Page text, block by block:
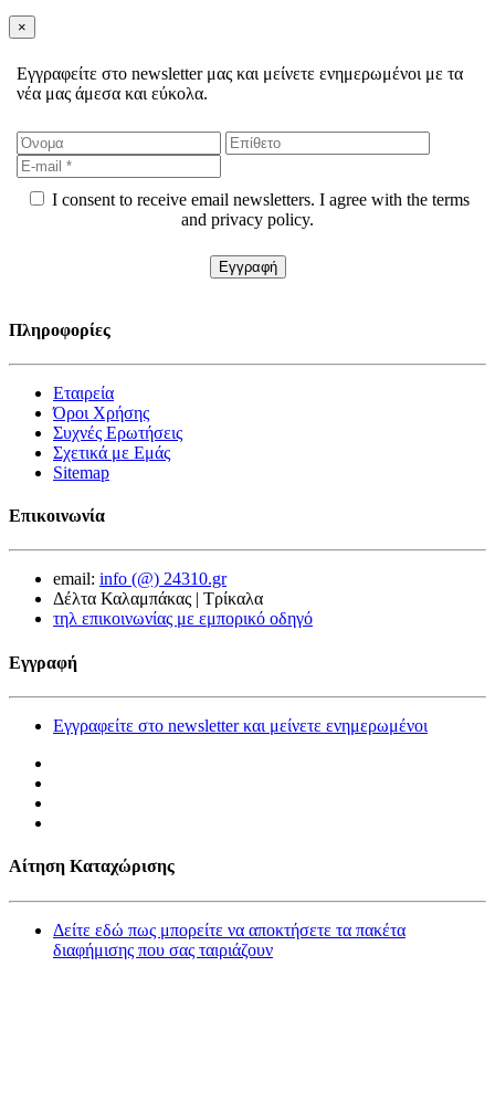
×
Εγγραφείτε στο newsletter μας και μείνετε ενημερωμένοι με τα
νέα μας άμεσα και εύκολα.
I consent to receive email newsletters. I agree with the terms
and privacy policy.
Πληροφορίες
Εταιρεία
Όροι Χρήσης
Συχνές Ερωτήσεις
Σχετικά με Εμάς
Sitemap
Επικοινωνία
email: info (@) 24310.gr
Δέλτα Καλαμπάκας | Τρίκαλα
τηλ επικοινωνίας με εμπορικό οδηγό
Εγγραφή
Εγγραφείτε στο newsletter και μείνετε ενημερωμένοι
Αίτηση Καταχώρισης
Δείτε εδώ πως μπορείτε να αποκτήσετε τα πακέτα
διαφήμισης που σας ταιριάζουν